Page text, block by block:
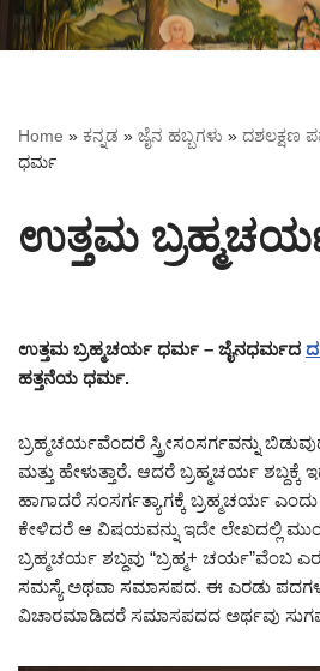
Home » ಕನ್ನಡ » ಜೈನ ಹಬ್ಬಗಳು » ದಶಲಕ್ಷಣ
ಧರ್ಮ
ಉತ್ತಮ
ಉತ್ತಮ ಬ್ರಹ್ಮಚರ್ಯ ಧರ್ಮ – ಜೈನಧರ್ಮದ
ಹತ್ತನೆಯ ಧರ್ಮ.
ಬ್ರಹ್ಮಚರ್ಯವೆಂದರೆ ಸ್ತ್ರೀಸಂಸರ್ಗವನ್ನು
ಮತ್ತು ಹೇಳುತ್ತಾರೆ. ಆದರೆ ಬ್ರಹ್ಮಚರ್ಯ ಶಬ್ದಕ್ಕೆ
ಹಾಗಾದರೆ ಸಂಸರ್ಗತ್ಯಾಗಕ್ಕೆ ಬ್ರಹ್ಮಚರ್ಯ ಎಂದು
ಕೇಳಿದರೆ ಆ ವಿಷಯವನ್ನು ಇದೇ ಲೇಖದಲ್ಲಿ
ಬ್ರಹ್ಮಚರ್ಯ ಶಬ್ದವು “ಬ್ರಹ್ಮ+ ಚರ್ಯ”ವೆಂಬ
ಸಮಸ್ಯೆ ಅಥವಾ ಸಮಾಸಪದ. ಈ ಎರಡು ಪದಗಳ
ವಿಚಾರಮಾಡಿದರೆ ಸಮಾಸಪದದ ಅರ್ಥವು